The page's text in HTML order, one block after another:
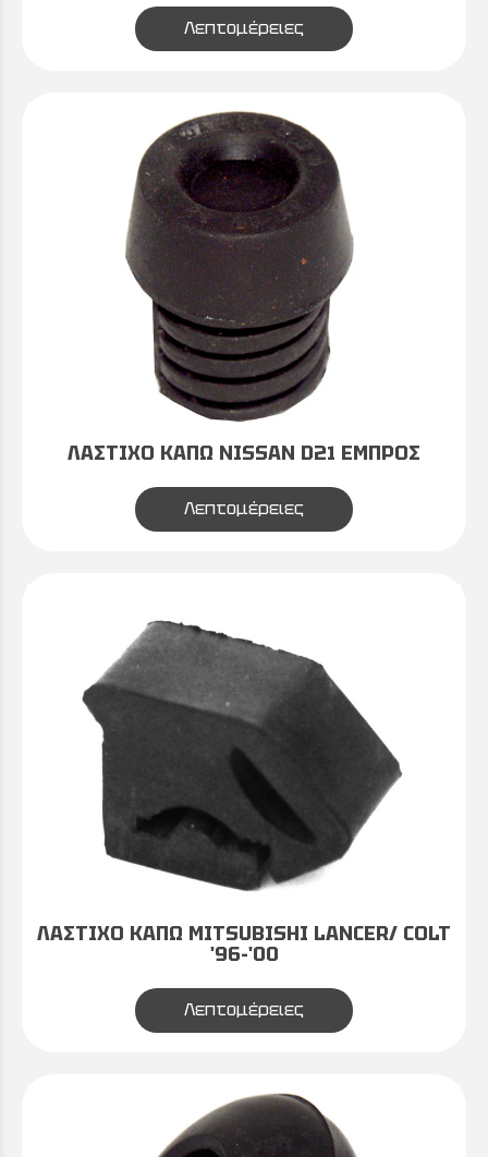
Λεπτομέρειες
ΛΑΣΤΙΧΟ ΚΑΠΩ NISSAN D21 ΕΜΠΡΟΣ
Λεπτομέρειες
ΛΑΣΤΙΧΟ ΚΑΠΩ MITSUBISHI LANCER/ COLT
'96-'00
Λεπτομέρειες